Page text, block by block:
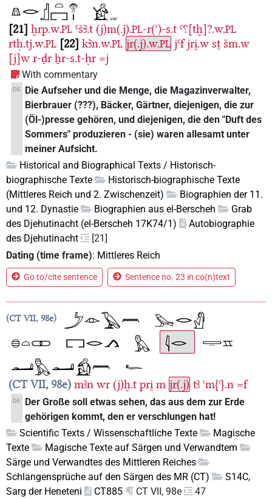
21 ḫrp.w.PL ꜤšꜢ.t (j)m(.j).PL-r(ʾ)-s.t Ꜥ⸮[tḫ]?.w.PL
rtḥ.tj.w.PL 22 kꜢn.w.PL jr(.j).w.PL jꜤf jri̯.w sṯ šm.w
[j]w r-ḏr ẖr-s.t-ḥr =j
With commentary
DE
Die Aufseher und die Menge, die Magazinverwalter,
Bierbrauer (???), Bäcker, Gärtner, diejenigen, die zur
(Öl-)presse gehören, und diejenigen, die den "Duft des
Sommers" produzieren - (sie) waren allesamt unter
meiner Aufsicht.
Historical and Biographical Texts / Historisch-
biographische Texte
Historisch-biographische Texte
(Mittleres Reich und 2. Zwischenzeit)
Biographien der 11.
und 12. Dynastie
Biographien aus el-Berscheh
Grab
des Djehutinacht (el-Berscheh 17K74/1)
Autobiographie
des Djehutinacht
[21]
Dating (time frame): Mittleres Reich
Go to/cite sentence Sentence no. 23 in co(n)text
CT VII, 98e
CT VII, 98e mꜣn wr (j)ḫ.t pri̯ m jr(.j) tꜣ ꜥm{ꜥ}.n =f
DE
Der Große soll etwas sehen, das aus dem zur Erde
gehörigen kommt, den er verschlungen hat!
Scientific Texts / Wissenschaftliche Texte
Magische
Texte
Magische Texte auf Särgen und Verwandtem
Särge und Verwandtes des Mittleren Reiches
Schlangensprüche auf den Särgen des MR (CT)
S14C,
Sarg der Heneteni
CT885 CT VII, 98e
47